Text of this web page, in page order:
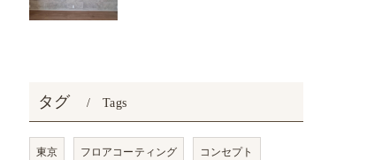
タグ Tags
東京 フロアコーティング コンセプト